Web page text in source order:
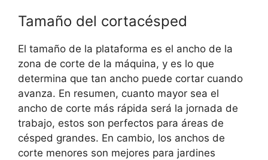
Tamaño del cortacésped
El tamaño de la plataforma es el ancho de la
zona de corte de la máquina, y es lo que
determina que tan ancho puede cortar cuando
avanza. En resumen, cuanto mayor sea el
ancho de corte más rápida será la jornada de
trabajo, estos son perfectos para áreas de
césped grandes. En cambio, los anchos de
corte menores son mejores para jardines